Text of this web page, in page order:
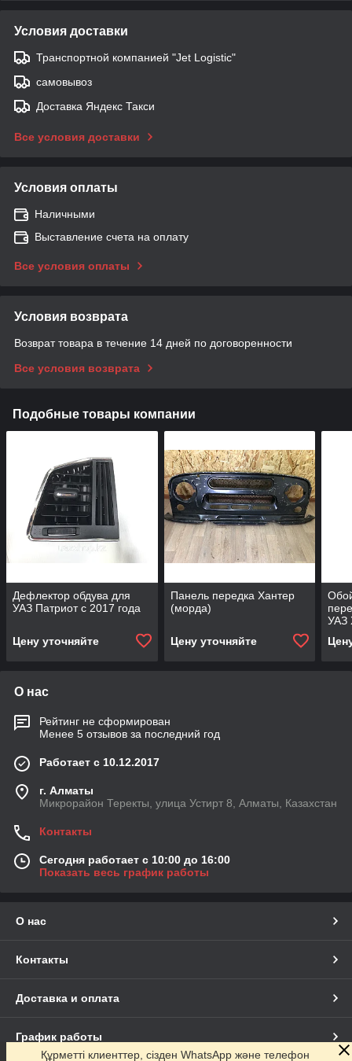
Условия доставки
Транспортной компанией "Jet Logistic"
самовывоз
Доставка Яндекс Такси
Все условия доставки
Условия оплаты
Наличными
Выставление счета на оплату
Все условия оплаты
Условия возврата
Возврат товара в течение 14 дней по договоренности
Все условия возврата
Подобные товары компании
Дефлектор обдува для
УАЗ Патриот с 2017 года
Цену уточняйте
Панель передка Хантер
(морда)
Цену уточняйте
УАЗ
О нас
Рейтинг не сформирован
Менее 5 отзывов за последний год
Работает с 10.12.2017
г. Алматы
Микрорайон Теректы, улица Устирт 8, Алматы, Казахстан
Контакты
Сегодня работает с 10:00 до 16:00
Показать весь график работы
О нас
Контакты
Доставка и оплата
График работы
Құрметті клиенттер, сізден WhatsApp және телефон